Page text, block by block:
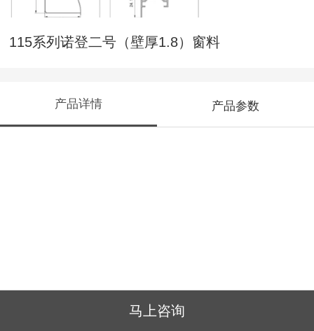
115系列诺登二号（壁厚1.8）窗料
产品详情 产品参数
马上咨询